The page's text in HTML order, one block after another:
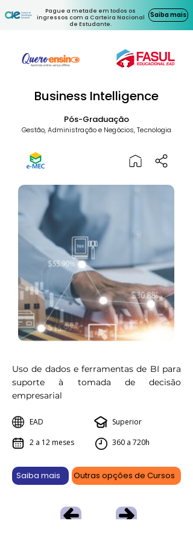
Pague a metade em todos os
ingressos com a Carteira Nacional
de Estudante.
Saiba mais
Business Intelligence
Pós-Graduação
Gestão, Administração e Negócios, Tecnologia
Uso de dados e ferramentas de BI para
suporte à tomada de decisão
empresarial
EAD
2 a 12 meses
Superior
360 a 720h
Saiba mais Outras opções de Cursos